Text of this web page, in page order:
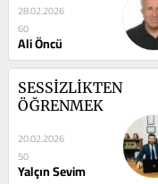
28.02.2026
60
Ali Öncü
SESSİZLİKTEN
ÖĞRENMEK
20.02.2026
50
Yalçın Sevim